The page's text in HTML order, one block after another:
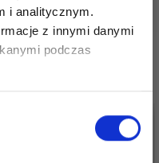
i analitycznym.
z innymi danymi
podczas
do 50%
wyłączny
wzorów na druty i